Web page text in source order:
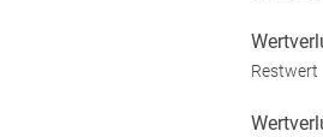
Restwert